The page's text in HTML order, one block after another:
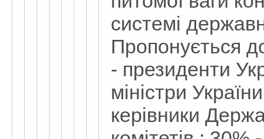
системі
Пропонується
- президенти
міністри
керівники